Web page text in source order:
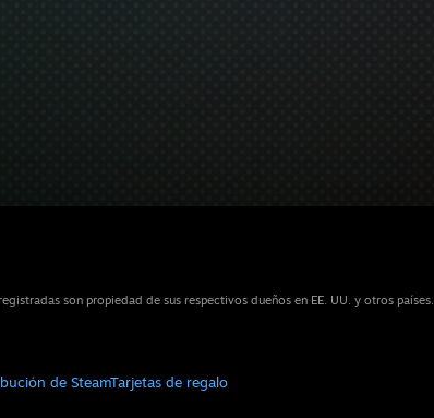
son propiedad de sus respectivos dueños en EE. UU. y otros países.
de SteamTarjetas de regalo